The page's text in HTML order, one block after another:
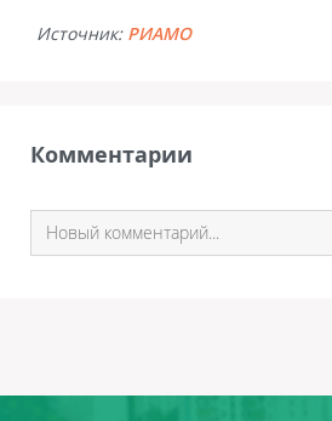
Источник: РИАМО
Комментарии